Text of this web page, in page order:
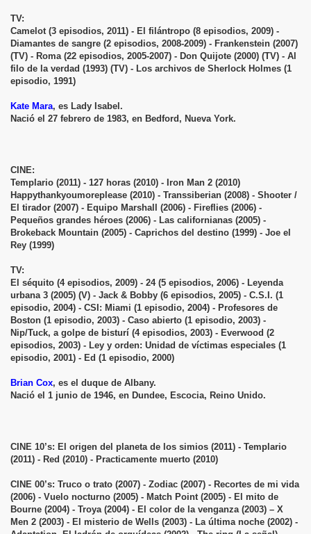
TV:
Camelot (3 episodios, 2011) - El filántropo (8 episodios, 2009) -
Diamantes de sangre (2 episodios, 2008-2009) - Frankenstein (2007)
(TV) - Roma (22 episodios, 2005-2007) - Don Quijote (2000) (TV) - Al
filo de la verdad (1993) (TV) - Los archivos de Sherlock Holmes (1
episodio, 1991)
Kate Mara, es Lady Isabel.
Nació el 27 febrero de 1983, en Bedford, Nueva York.
CINE:
Templario (2011) - 127 horas (2010) - Iron Man 2 (2010)
Happythankyoumoreplease (2010) - Transsiberian (2008) - Shooter /
El tirador (2007) - Equipo Marshall (2006) - Fireflies (2006) -
Pequeños grandes héroes (2006) - Las californianas (2005) -
Brokeback Mountain (2005) - Caprichos del destino (1999) - Joe el
Rey (1999)
TV:
El séquito (4 episodios, 2009) - 24 (5 episodios, 2006) - Leyenda
urbana 3 (2005) (V) - Jack & Bobby (6 episodios, 2005) - C.S.I. (1
episodio, 2004) - CSI: Miami (1 episodio, 2004) - Profesores de
Boston (1 episodio, 2003) - Caso abierto (1 episodio, 2003) -
Nip/Tuck, a golpe de bisturí (4 episodios, 2003) - Everwood (2
episodios, 2003) - Ley y orden: Unidad de víctimas especiales (1
episodio, 2001) - Ed (1 episodio, 2000)
Brian Cox, es el duque de Albany.
Nació el 1 junio de 1946, en Dundee, Escocia, Reino Unido.
CINE 10’s: El origen del planeta de los simios (2011) - Templario
(2011) - Red (2010) - Practicamente muerto (2010)
CINE 00’s: Truco o trato (2007) - Zodiac (2007) - Recortes de mi vida
(2006) - Vuelo nocturno (2005) - Match Point (2005) - El mito de
Bourne (2004) - Troya (2004) - El color de la venganza (2003) – X
Men 2 (2003) - El misterio de Wells (2003) - La última noche (2002) -